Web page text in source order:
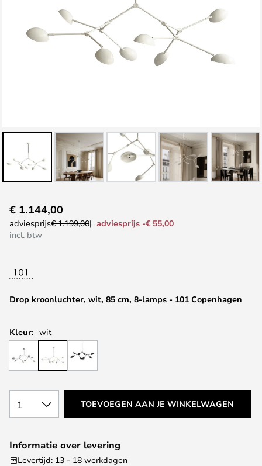
naar
het
gallerij
Drop kroonluchter, wit, 85 cm, 8-lamps - 101 Copenhagen
€ 1.144,00
adviesprijs€ 1.199,00
adviesprijs -€ 55,00
incl. btw
Kleur: wit
1 TOEVOEGEN AAN JE WINKELWAGEN
Informatie over levering
Levertijd: 13 - 18 werkdagen